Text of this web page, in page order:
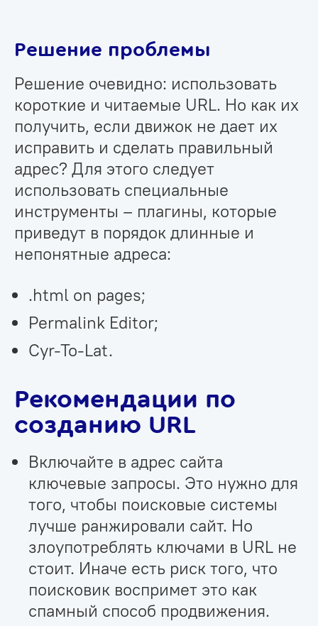
Решение проблемы
Решение очевидно: использовать
короткие и читаемые URL. Но как их
получить, если движок не дает их
исправить и сделать правильный
адрес? Для этого следует
использовать специальные
инструменты – плагины, которые
приведут в порядок длинные и
непонятные адреса:
.html on pages;
Permalink Editor;
Cyr-To-Lat.
Рекомендации по
созданию URL
Включайте в адрес сайта
ключевые запросы. Это нужно для
того, чтобы поисковые системы
лучше ранжировали сайт. Но
злоупотреблять ключами в URL не
стоит. Иначе есть риск того, что
поисковик воспримет это как
спамный способ продвижения.